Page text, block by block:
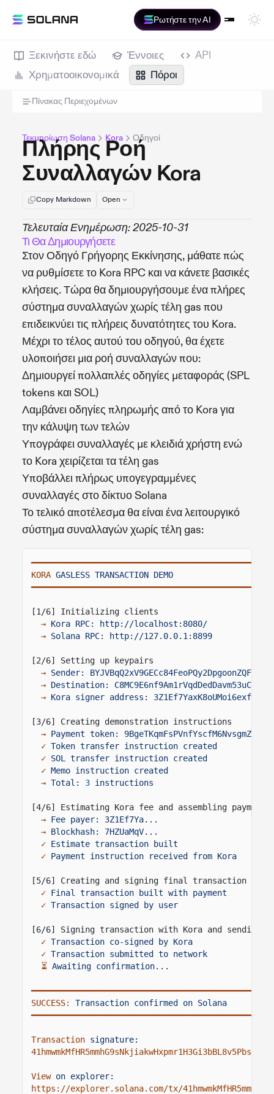
Ρωτήστε την AI
Ξεκινήστε εδώ Έννοιες
API
Χρηματοοικονομικά
Πόροι
Πίνακας Περιεχομένων
Τεκμηρίωση Solana Kora Οδηγοί
Πλήρης Ροή
Συναλλαγών Kora
Copy Markdown Open
Τελευταία Ενημέρωση: 2025-10-31
Τι Θα Δημιουργήσετε
Στον Οδηγό Γρήγορης Εκκίνησης, μάθατε πώς
να ρυθμίσετε το Kora RPC και να κάνετε βασικές
κλήσεις. Τώρα θα δημιουργήσουμε ένα πλήρες
σύστημα συναλλαγών χωρίς τέλη gas που
επιδεικνύει τις πλήρεις δυνατότητες του Kora.
Μέχρι το τέλος αυτού του οδηγού, θα έχετε
υλοποιήσει μια ροή συναλλαγών που:
Δημιουργεί πολλαπλές οδηγίες μεταφοράς (SPL
tokens και SOL)
Λαμβάνει οδηγίες πληρωμής από το Kora για
την κάλυψη των τελών
Υπογράφει συναλλαγές με κλειδιά χρήστη ενώ
το Kora χειρίζεται τα τέλη gas
Υποβάλλει πλήρως υπογεγραμμένες
συναλλαγές στο δίκτυο Solana
Το τελικό αποτέλεσμα θα είναι ένα λειτουργικό
σύστημα συναλλαγών χωρίς τέλη gas:
KORA GASLESS TRANSACTION DEMO
[1/6] Initializing clients
→ Kora RPC: http://localhost:8080/
→ Solana RPC: http://127.0.0.1:8899
[2/6] Setting up keypairs
→ Sender:
→ Destination:
→ Kora signer address:
[3/6] Creating demonstration instructions
→ Payment token:
✓ Token transfer instruction created
✓ SOL transfer instruction created
✓ Memo instruction created
→ Total: 3 instructions
[4/6] Estimating Kora fee and assembling
→ Fee payer: 3Z1Ef7Ya...
→ Blockhash: 7HZUaMqV...
✓ Estimate transaction built
✓ Payment instruction received from Kora
[5/6] Creating and signing final transaction (
✓ Final transaction built with payment
✓ Transaction signed by user
[6/6] Signing transaction with Kora and sending
✓ Transaction co-signed by Kora
✓ Transaction submitted to network
⏳ Awaiting confirmation...
SUCCESS:
Transaction confirmed on Solana
Transaction signature:
View on explorer:
https://explorer.solana.com/tx/